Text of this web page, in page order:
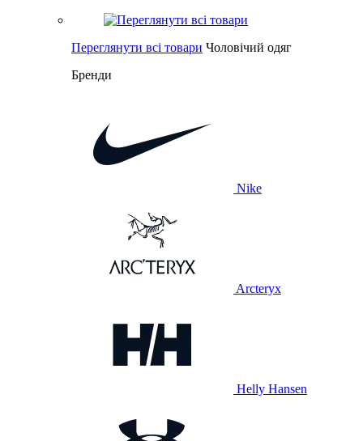
Переглянути всі товари Чоловічий одяг
Бренди
Nike
Arcteryx
Helly Hansen